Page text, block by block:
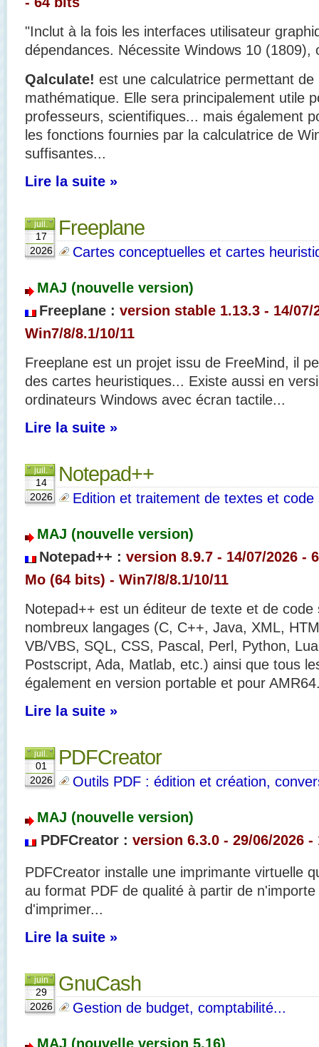
"Inclut à la fois les interfaces utilisateur
dépendances. Nécessite Windows 10 (1809),
Qalculate! est une calculatrice permettant
mathématique. Elle sera principalement utile
professeurs, scientifiques... mais également
les fonctions fournies par la calculatrice de
suffisantes...
Lire la suite »
juil.
17
2026
Freeplane
Cartes conceptuelles et cartes
MAJ (nouvelle version)
Freeplane : version stable 1.13.3 - 14/07/
Win7/8/8.1/10/11
Freeplane est un projet issu de FreeMind, il
des cartes heuristiques... Existe aussi en
ordinateurs Windows avec écran tactile...
Lire la suite »
juil.
14
2026
Notepad++
Edition et traitement de textes et code
MAJ (nouvelle version)
Notepad++ : version 8.9.7 - 14/07/2026 -
Mo (64 bits) - Win7/8/8.1/10/11
Notepad++ est un éditeur de texte et de
nombreux langages (C, C++, Java, XML,
VB/VBS, SQL, CSS, Pascal, Perl, Python,
Postscript, Ada, Matlab, etc.) ainsi que tous
également en version portable et pour
Lire la suite »
juil.
01
2026
PDFCreator
Outils PDF : édition et création,
MAJ (nouvelle version)
PDFCreator : version 6.3.0 - 29/06/2026 -
PDFCreator installe une imprimante virtuelle
au format PDF de qualité à partir de
d'imprimer...
Lire la suite »
juin
29
2026
GnuCash
Gestion de budget, comptabilité...
MAJ (nouvelle version 5.16)